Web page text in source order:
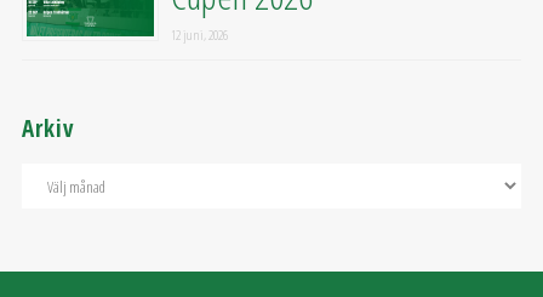
12 juni, 2026
Arkiv